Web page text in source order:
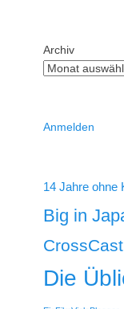
Archiv
Anmelden
14 Jahre ohne
Big in
CrossCast
Die